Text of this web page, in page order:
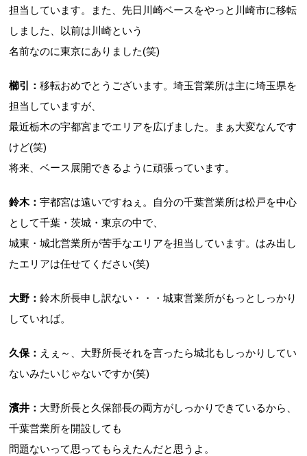
担当しています。また、先日川崎ベースをやっと川崎市に移転
しました、以前は川崎という
名前なのに東京にありました(笑)
櫛引 ：移転おめでとうございます。埼玉営業所は主に埼玉県を
担当していますが、
最近栃木の宇都宮までエリアを広げました。まぁ大変なんです
けど(笑)
将来、ベース展開できるように頑張っています。
鈴木：宇都宮は遠いですねぇ。自分の千葉営業所は松戸を中心
として千葉・茨城・東京の中で、
城東・城北営業所が苦手なエリアを担当しています。はみ出し
たエリアは任せてください(笑)
大野：鈴木所長申し訳ない・・・城東営業所がもっとしっかり
していれば。
久保 ： えぇ～、大野所長それを言ったら城北もしっかりしてい
ないみたいじゃないですか(笑)
濱井： 大野所長と久保部長の両方がしっかりできているから、
千葉営業所を開設しても
問題ないって思ってもらえたんだと思うよ。